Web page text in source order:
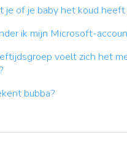
je of je baby het koud heeft
ik mijn Microsoft-
voelt zich het
bubba?